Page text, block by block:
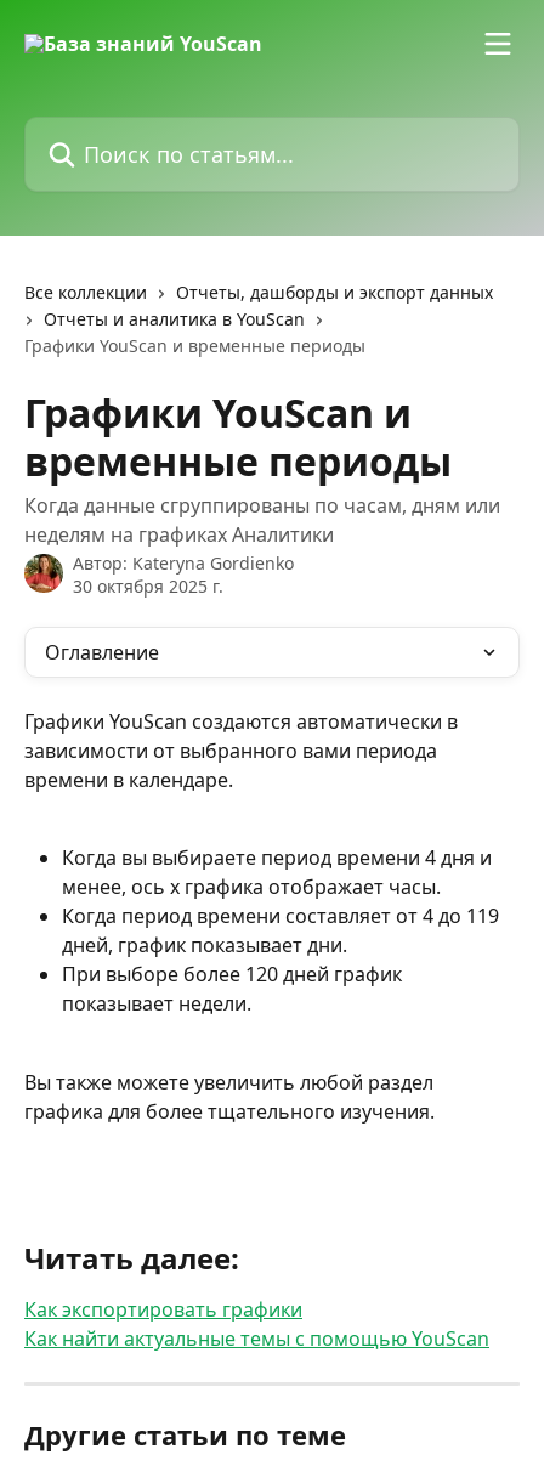
Поиск по статьям...
Все коллекции
Отчеты, дашборды и экспорт данных
Отчеты и аналитика в YouScan
Графики YouScan и временные периоды
Графики YouScan и
временные периоды
Когда данные сгруппированы по часам, дням или
неделям на графиках Аналитики
Автор: Kateryna Gordienko
30 октября 2025 г.
Оглавление
Графики YouScan создаются автоматически в
зависимости от выбранного вами периода
времени в календаре.
Когда вы выбираете период времени 4 дня и
менее, ось x графика отображает часы.
Когда период времени составляет от 4 до 119
дней, график показывает дни.
При выборе более 120 дней график
показывает недели.
Вы также можете увеличить любой раздел
графика для более тщательного изучения.
Читать далее:
Как экспортировать графики
Как найти актуальные темы с помощью YouScan
Другие статьи по теме